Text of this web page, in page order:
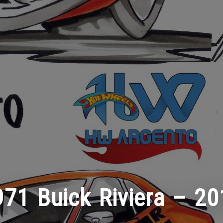
Buick Riviera –